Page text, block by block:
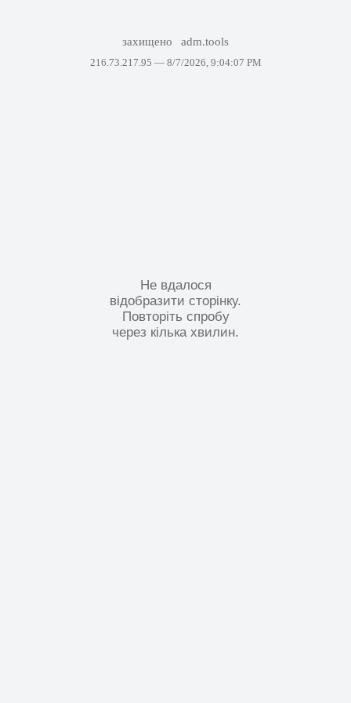
захищено adm.tools
216.73.217.95 — 8/7/2026, 9:04:07 PM
Не вдалося
відобразити сторінку.
Повторіть спробу
через кілька хвилин.